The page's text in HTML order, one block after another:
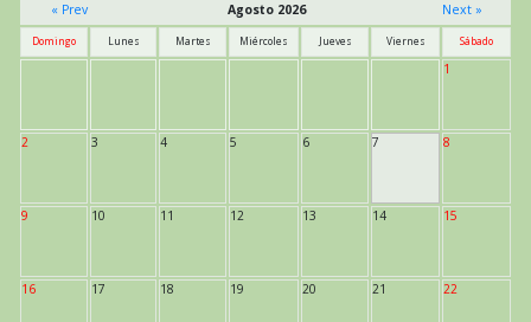
« Prev
Agosto 2026 Next »
Domingo Lunes Martes Miércoles Jueves Viernes Sábado
1
2 3 4 5 6 7 8
9 10 11 12 13 14 15
16 17 18 19 20 21 22